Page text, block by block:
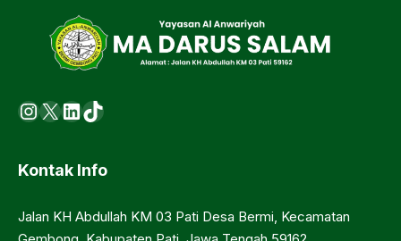
Instagram
X LinkedIn
https://www.tiktok.com/
Kontak Info
Jalan KH Abdullah KM 03 Pati Desa Bermi, Kecamatan